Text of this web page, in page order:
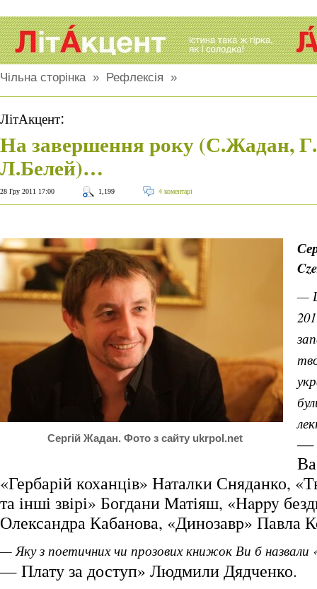
Чільна сторінка» Рефлексія »
ЛітАкцент:
На завершення року (С.Жадан,
Л.Белей)…
28 Гру 2011 17:00 1,199 4 коментарі
Сергій Жадан. Фото з сайту ukrpol.net
—
—
«Гербарій коханців» Наталки Сняданко,
та інші звірі» Богдани Матіяш, «Happy
Олександра Кабанова, «Динозавр» Павла
— Яку з поетичних чи прозових книжок Ви б назвали
— Плату за доступ» Людмили Дядченко.